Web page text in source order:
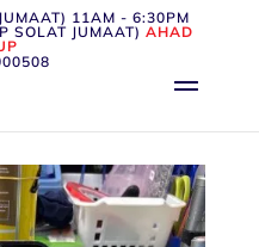
11AM - 6:30PM
SOLAT JUMAAT) AHAD